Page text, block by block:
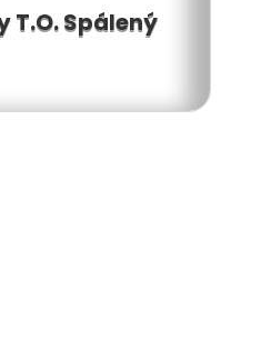
T.O. Spálený